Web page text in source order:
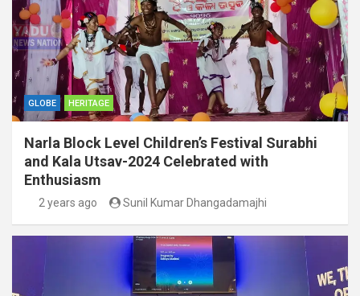
GLOBE HERITAGE
Narla Block Level Children’s Festival Surabhi
and Kala Utsav-2024 Celebrated with
Enthusiasm
2 years ago Sunil Kumar Dhangadamajhi